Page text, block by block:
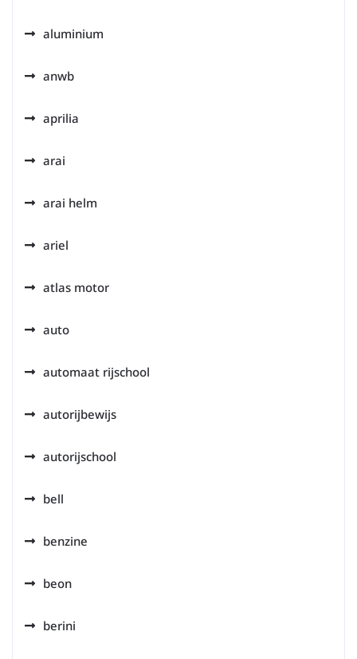
aluminium
anwb
aprilia
arai
arai helm
ariel
atlas motor
auto
automaat rijschool
autorijbewijs
autorijschool
bell
benzine
beon
berini